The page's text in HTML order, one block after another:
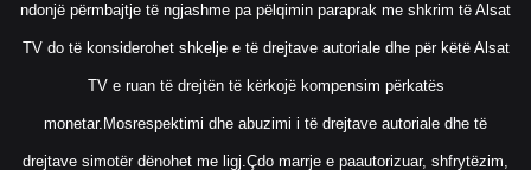
ndonjë përmbajtje të ngjashme pa pëlqimin paraprak me shkrim të Alsat
TV do të konsiderohet shkelje e të drejtave autoriale dhe për këtë Alsat
TV e ruan të drejtën të kërkojë kompensim përkatës
monetar.Mosrespektimi dhe abuzimi i të drejtave autoriale dhe të
drejtave simotër dënohet me ligj.Çdo marrje e paautorizuar, shfrytëzim,